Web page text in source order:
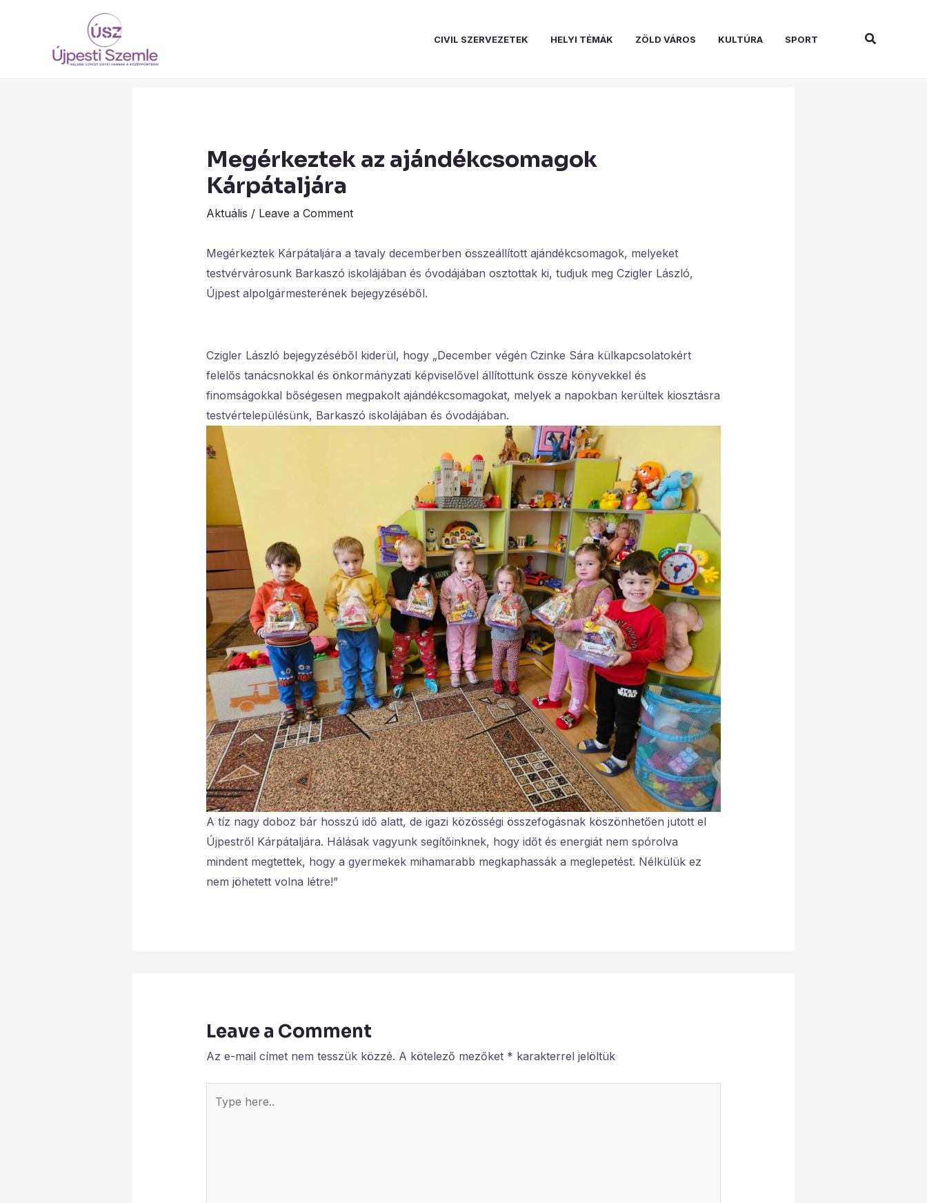
CIVIL SZERVEZETEK HELYI TÉMÁK ZÖLD VÁROS KULTÚRA SPORT Search
Megérkeztek az ajándékcsomagok
Kárpátaljára
Aktuális / Leave a Comment
Megérkeztek Kárpátaljára a tavaly decemberben összeállított ajándékcsomagok, melyeket
testvérvárosunk Barkaszó iskolájában és óvodájában osztottak ki, tudjuk meg Czigler László,
Újpest alpolgármesterének bejegyzéséből.
Czigler László bejegyzéséből kiderül, hogy „December végén Czinke Sára külkapcsolatokért
felelős tanácsnokkal és önkormányzati képviselővel állítottunk össze könyvekkel és
finomságokkal bőségesen megpakolt ajándékcsomagokat, melyek a napokban kerültek kiosztásra
testvértelepülésünk, Barkaszó iskolájában és óvodájában.
A tíz nagy doboz bár hosszú idő alatt, de igazi közösségi összefogásnak köszönhetően jutott el
Újpestről Kárpátaljára. Hálásak vagyunk segítőinknek, hogy időt és energiát nem spórolva
mindent megtettek, hogy a gyermekek mihamarabb megkaphassák a meglepetést. Nélkülük ez
nem jöhetett volna létre!”
Leave a Comment
Az e-mail címet nem tesszük közzé. A kötelező mezőket * karakterrel jelöltük
here..